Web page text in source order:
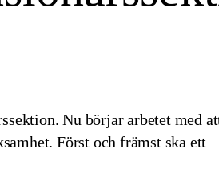
Nu börjar arbetet med
Först och främst ska ett